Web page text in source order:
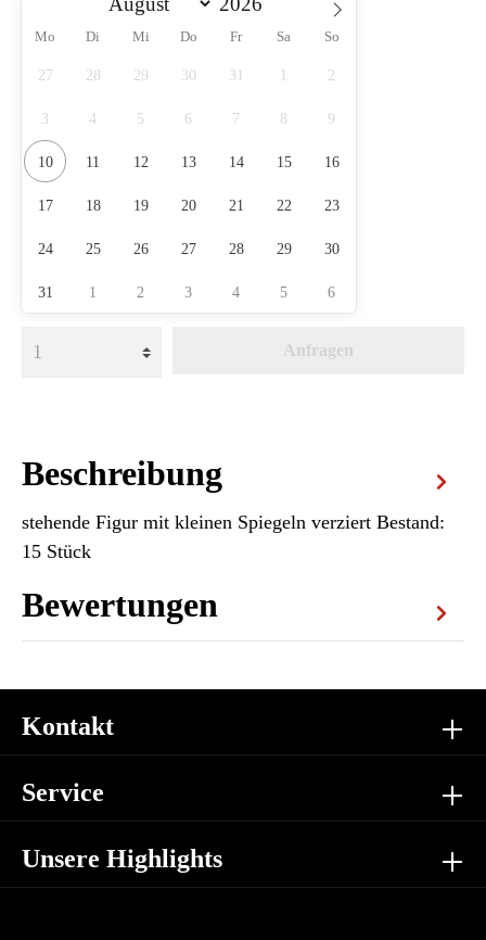
Mo Di Mi Do Fr Sa So
27 28 29 30 31 2
3 4 5 6 7 8 9
10 11 12 13 14 15 16
17 18 19 20 21 22 23
24 25 26 27 28 29 30
31 1 2 3 4 5 6
Anfragen
Beschreibung
stehende Figur mit kleinen Spiegeln verziert Bestand:
15 Stück
Bewertungen
Unsere Highlights
Kontakt
Service